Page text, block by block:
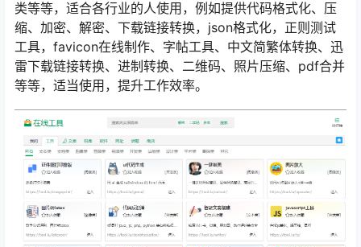
类等等，适合各行业的人使用，例如提供代码格式化、压
缩、加密、解密、下载链接转换，json格式化，正则测试
工具，favicon在线制作、字帖工具、中文简繁体转换、迅
雷下载链接转换、进制转换、二维码、照片压缩、pdf合并
等等，适当使用，提升工作效率。